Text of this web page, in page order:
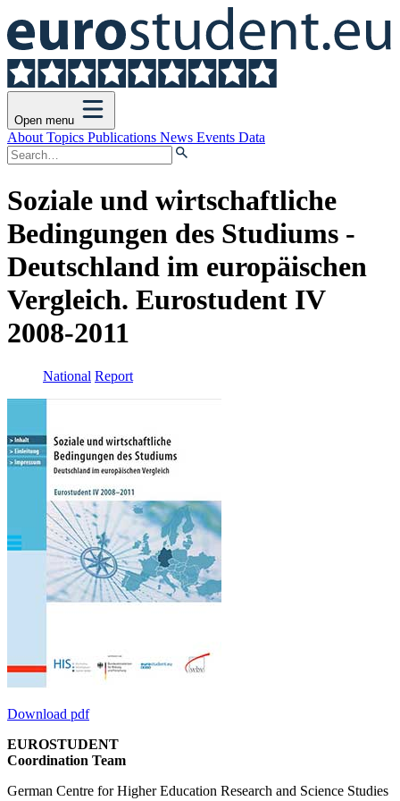
Open menu
About Topics Publications News Events Data
Soziale und wirtschaftliche
Bedingungen des Studiums -
Deutschland im europäischen
Vergleich. Eurostudent IV
2008-2011
National Report
Download pdf
EUROSTUDENT
Coordination Team
German Centre for Higher Education Research and Science Studies